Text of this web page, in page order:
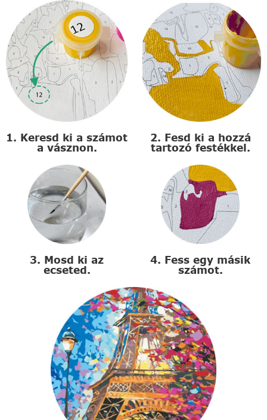
1. Keresd ki a számot
a vásznon.
2. Fesd ki a hozzá
tartozó festékkel.
3. Mosd ki az
ecseted.
4. Fess egy másik
számot.